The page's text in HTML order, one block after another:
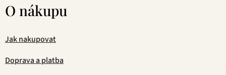
O nákupu
Jak nakupovat
Doprava a platba